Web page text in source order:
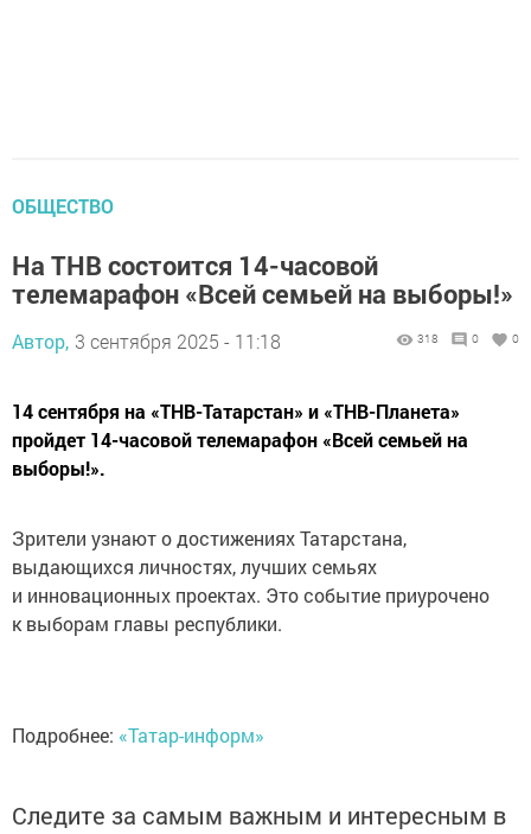
ОБЩЕСТВО
На ТНВ состоится 14-часовой
телемарафон «Всей семьей на выборы!»
Автор, 3 сентября 2025 - 11:18 318 0 0
14 сентября на «ТНВ-Татарстан» и «ТНВ-Планета»
пройдет 14-часовой телемарафон «Всей семьей на
выборы!».
Зрители узнают о достижениях Татарстана,
выдающихся личностях, лучших семьях
и инновационных проектах. Это событие приурочено
к выборам главы республики.
Подробнее: «Татар-информ»
Следите за самым важным и интересным в